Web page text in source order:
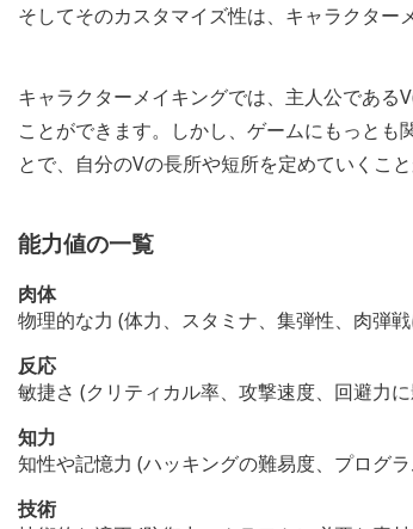
そしてそのカスタマイズ性は、キャラクター
キャラクターメイキングでは、主人公である
ことができます。しかし、ゲームにもっとも
とで、自分のVの長所や短所を定めていくこと
能力値の一覧
肉体
物理的な力 (体力、スタミナ、集弾性、肉弾
反応
敏捷さ (クリティカル率、攻撃速度、回避力
知力
知性や記憶力 (ハッキングの難易度、プログ
技術